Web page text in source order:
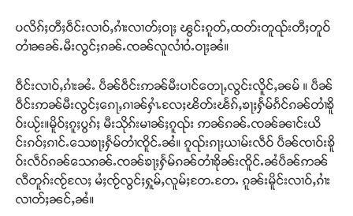
ပလိၵ်ႈတီႈဝဵင်းလၢဝ်ႇၵၢႆးလၢတ်ႈဝႃႈ ၽွင်းၵူတ်ႇထတ်းတူၺ်းတီႈတူဝ်
တၢႆၼၼ်ႉမီးလွင်ႈၵၼ်ႉၸၼ်လူလၢႆဝႆႉဝႃႈၼႆ။
ဝဵင်းလၢဝ်ႇၵၢႆးၼႆႉ ပဵၼ်ဝဵင်းဢၼ်မီးပၢင်တေႃႇလွင်းလိူင်ႇၼမ် ။ ပဵၼ်
ဝဵင်းဢၼ်မီးလွင်ႈၵေႃႇၵၢၼ်ႁၢႆႉလႄႈၽိတ်းၽႅၵ်ႇၶႃႈႁႅမ်ၵႅင်ၵၼ်တၢႆၶိူ
ဝ်းယႂ်း။မိူဝ်ႈၵူႈပွၵ်ႈ မီးသိုၵ်းမၢၼ်ႈၵူၺ်း ဢၼ်ၵၼ်ႉၸၼ်ၼၢင်းယိ
င်းၵဝ်ႈၵၢင်ႉသေၶႃႈႁႅမ်တၢႆၸိူင်ႉၼႆ။ ၵူၺ်းၵႃႈယၢမ်းလဵဝ် ပဵၼ်ၸၢဝ်းၶိူ
ဝ်းလဵဝ်ၵၼ်သေၵၼ်ႉၸၼ်ၶႃႈႁႅမ်ၵၼ်တၢႆၶိုၼ်းၸိူင်ႉၼႆပဵၼ်ဢၼ်
လီတူၵ်းၸႂ်လႄႈ မႆႈၸႂ်လွင်ႈႁူမ်ႇလူမ်ႈတႄႉတႄႉ ၵူၼ်းမိူင်းလၢဝ်ႇၵၢႆး
လၢတ်ႈၼင်ႇၼႆ။